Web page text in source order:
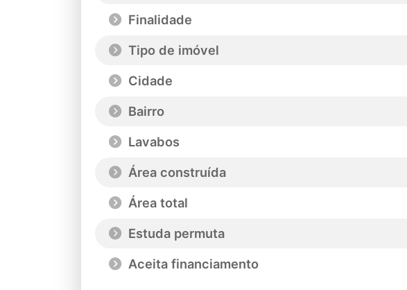
Finalidade
Tipo de imóvel
Cidade
Bairro
Lavabos
Área construída
Área total
Estuda permuta
Aceita financiamento